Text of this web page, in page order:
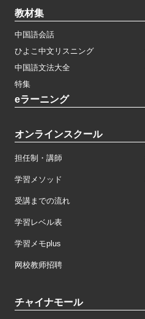
教材集
中国語会話
ひよこ中文リスニング
中国語文法大全
特集
eラーニング
オンラインスクール
担任制・講師
学習メソッド
受講までの流れ
学習レベル表
学習メモplus
网校教师招聘
チャイナモール